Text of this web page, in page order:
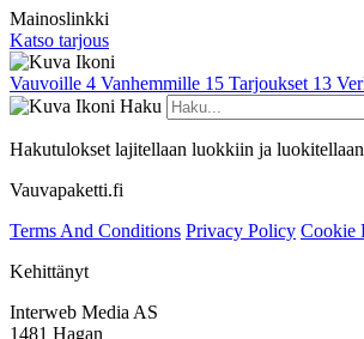
Mainoslinkki
Katso tarjous
Vauvoille 4 Vanhemmille 15 Tarjoukset 13
Haku
Hakutulokset lajitellaan luokkiin ja
Vauvapaketti.fi
Terms And Conditions Privacy Policy Cookie
Kehittänyt
Interweb Media AS
1481 Hagan